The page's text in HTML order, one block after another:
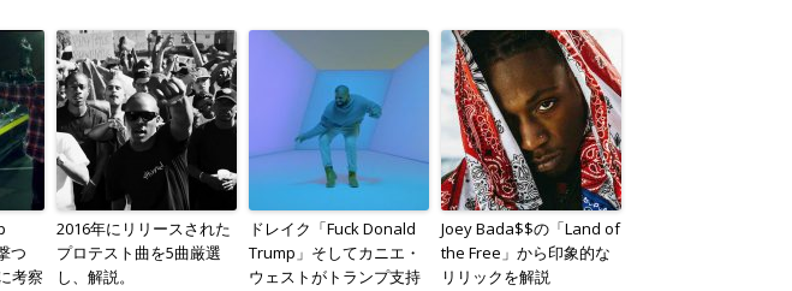
つ
考察
2016年にリリースされた
プロテスト曲を5曲厳選
し、解説。
ドレイク「Fuck Donald
Trump」そしてカニエ・
ウェストがトランプ支持
Joey Bada$$の「Land of
the Free」から印象的な
リリックを解説